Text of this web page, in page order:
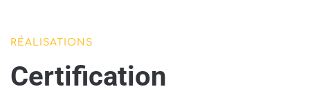
Certification
concepteur
RÉALISATIONS
Certification